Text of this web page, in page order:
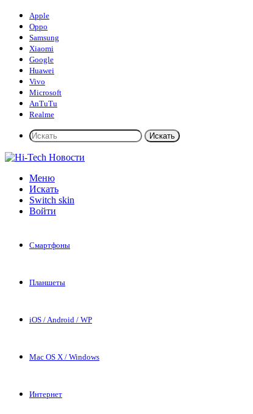
Apple
Oppo
Samsung
Xiaomi
Google
Huawei
Vivo
Microsoft
AnTuTu
Realme
Искать
Меню
Искать
Switch skin
Войти
Смартфоны
Планшеты
iOS / Android / WP
Mac OS X / Windows
Интернет